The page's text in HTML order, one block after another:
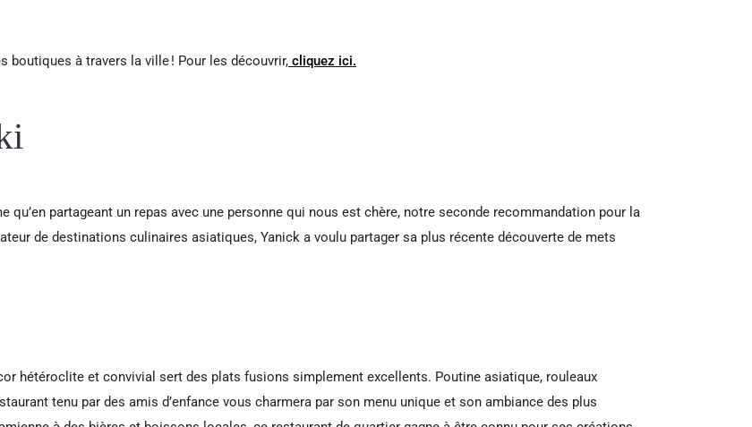
boutiques à travers la ville ! Pour les découvrir, cliquez ici.
qu’en partageant un repas avec une personne qui nous est chère, notre seconde recommandation pour la
de destinations culinaires asiatiques, Yanick a voulu partager sa plus récente découverte de mets
hétéroclite et convivial sert des plats fusions simplement excellents. Poutine asiatique, rouleaux
tenu par des amis d’enfance vous charmera par son menu unique et son ambiance des plus